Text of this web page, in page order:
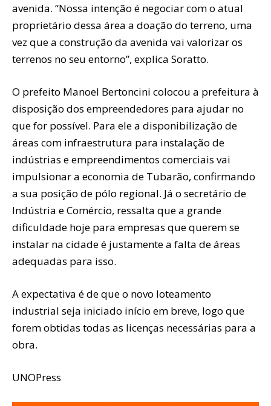
avenida. “Nossa intenção é negociar com o atual
proprietário dessa área a doação do terreno, uma
vez que a construção da avenida vai valorizar os
terrenos no seu entorno”, explica Soratto.
O prefeito Manoel Bertoncini colocou a prefeitura à
disposição dos empreendedores para ajudar no
que for possível. Para ele a disponibilização de
áreas com infraestrutura para instalação de
indústrias e empreendimentos comerciais vai
impulsionar a economia de Tubarão, confirmando
a sua posição de pólo regional. Já o secretário de
Indústria e Comércio, ressalta que a grande
dificuldade hoje para empresas que querem se
instalar na cidade é justamente a falta de áreas
adequadas para isso.
A expectativa é de que o novo loteamento
industrial seja iniciado início em breve, logo que
forem obtidas todas as licenças necessárias para a
obra.
UNOPress